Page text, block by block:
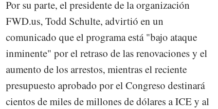
Por su parte, el presidente de la organización
FWD.us, Todd Schulte, advirtió en un
comunicado que el programa está "bajo ataque
inminente" por el retraso de las renovaciones y el
aumento de los arrestos, mientras el reciente
presupuesto aprobado por el Congreso destinará
cientos de miles de millones de dólares a ICE y al